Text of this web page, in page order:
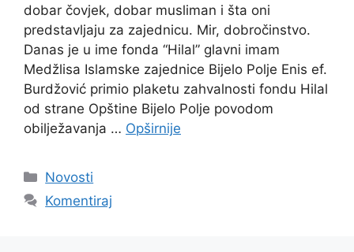
dobar čovjek, dobar musliman i šta oni
predstavljaju za zajednicu. Mir, dobročinstvo.
Danas je u ime fonda “Hilal” glavni imam
Medžlisa Islamske zajednice Bijelo Polje Enis ef.
Burdžović primio plaketu zahvalnosti fondu Hilal
od strane Opštine Bijelo Polje povodom
obilježavanja … Opširnije
Kategorije
Novosti
Komentiraj